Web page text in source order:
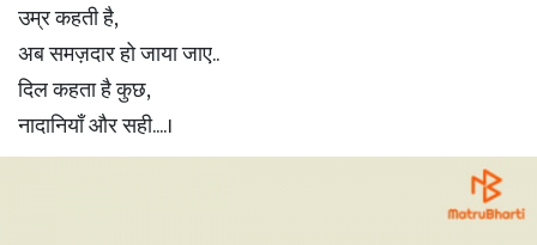
उम्र कहती है,
अब समज़दार हो जाया जाए..
दिल कहता है कुछ,
नादानियाँ और सही....।